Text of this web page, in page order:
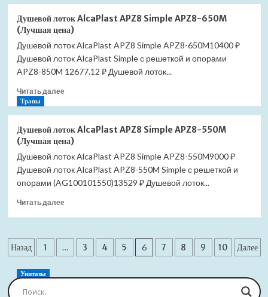
Душевой
лоток
AlcaPlast
APZ8
Simple
APZ8-
(Лучшая
Душевой лоток AlcaPlast APZ8 Simple APZ8-650M
(Лучшая цена)
Душевой лоток AlcaPlast APZ8 Simple APZ8-650M10400 ₽
Душевой лоток AlcaPlast Simple с решеткой и опорами
APZ8-850M 12677.12 ₽ Душевой лоток...
Читать далееПрочитать
Душевой
лоток
AlcaPlast
APZ8
Simple
APZ8-
(Лучшая
Трапы
Душевой лоток AlcaPlast APZ8 Simple APZ8-550M
(Лучшая цена)
Душевой лоток AlcaPlast APZ8 Simple APZ8-550M9000 ₽
Душевой лоток AlcaPlast APZ8-550M Simple с решеткой и
опорами (AG100101550)13529 ₽ Душевой лоток...
Читать далееПрочитать
лоток
AlcaPlast
Simple
Пагинация
записей
Назад 1 … 3 4 5 6 7 8 9 10 Далее
Унитазы
Сиденье для унитаза Jacob Delafon Brive